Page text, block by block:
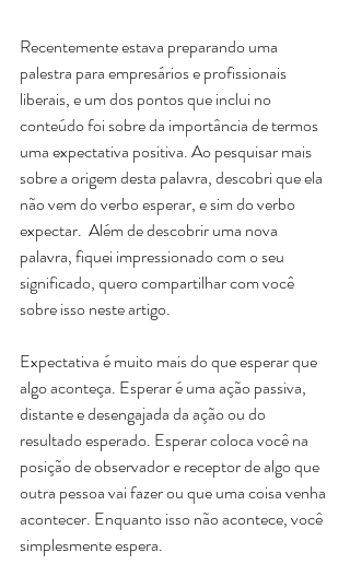
Recentemente estava preparando uma
palestra para empresários e profissionais
liberais, e um dos pontos que inclui no
conteúdo foi sobre da importância de termos
uma expectativa positiva. Ao pesquisar mais
sobre a origem desta palavra, descobri que ela
não vem do verbo esperar, e sim do verbo
expectar.  Além de descobrir uma nova
palavra, fiquei impressionado com o seu
significado, quero compartilhar com você
sobre isso neste artigo.
Expectativa é muito mais do que esperar que
algo aconteça. Esperar é uma ação passiva,
distante e desengajada da ação ou do
resultado esperado. Esperar coloca você na
posição de observador e receptor de algo que
outra pessoa vai fazer ou que uma coisa venha
acontecer. Enquanto isso não acontece, você
simplesmente espera.